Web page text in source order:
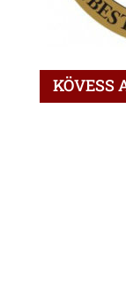
KÖVESS